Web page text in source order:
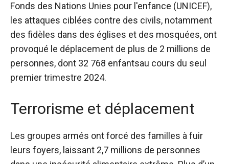
Fonds des Nations Unies pour l'enfance (UNICEF),
les attaques ciblées contre des civils, notamment
des fidèles dans des églises et des mosquées, ont
provoqué le déplacement de plus de 2 millions de
personnes, dont 32 768 enfantsau cours du seul
premier trimestre 2024.
Terrorisme et déplacement
Les groupes armés ont forcé des familles à fuir
leurs foyers, laissant 2,7 millions de personnes